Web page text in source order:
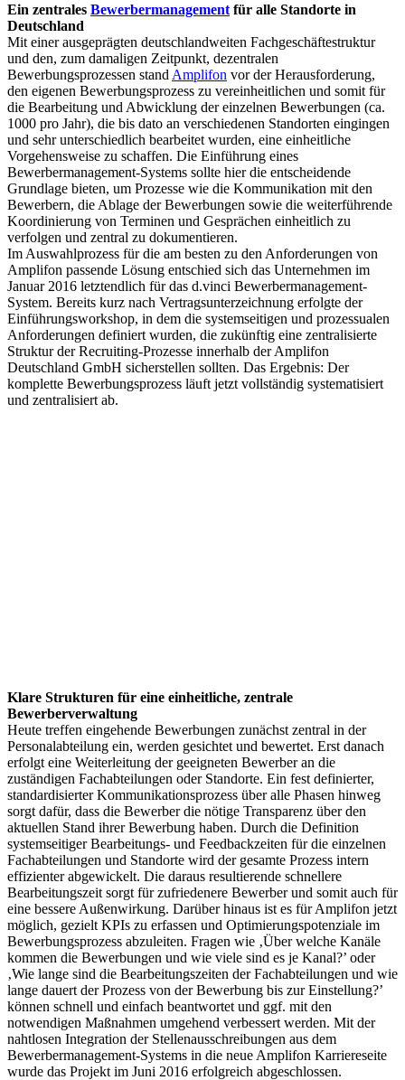
Ein zentrales Bewerbermanagement für alle Standorte in
Deutschland
Mit einer ausgeprägten deutschlandweiten Fachgeschäftestruktur
und den, zum damaligen Zeitpunkt, dezentralen
Bewerbungsprozessen stand Amplifon vor der Herausforderung,
den eigenen Bewerbungsprozess zu vereinheitlichen und somit für
die Bearbeitung und Abwicklung der einzelnen Bewerbungen (ca.
1000 pro Jahr), die bis dato an verschiedenen Standorten eingingen
und sehr unterschiedlich bearbeitet wurden, eine einheitliche
Vorgehensweise zu schaffen. Die Einführung eines
Bewerbermanagement-Systems sollte hier die entscheidende
Grundlage bieten, um Prozesse wie die Kommunikation mit den
Bewerbern, die Ablage der Bewerbungen sowie die weiterführende
Koordinierung von Terminen und Gesprächen einheitlich zu
verfolgen und zentral zu dokumentieren.
Im Auswahlprozess für die am besten zu den Anforderungen von
Amplifon passende Lösung entschied sich das Unternehmen im
Januar 2016 letztendlich für das d.vinci Bewerbermanagement-
System. Bereits kurz nach Vertragsunterzeichnung erfolgte der
Einführungsworkshop, in dem die systemseitigen und prozessualen
Anforderungen definiert wurden, die zukünftig eine zentralisierte
Struktur der Recruiting-Prozesse innerhalb der Amplifon
Deutschland GmbH sicherstellen sollten. Das Ergebnis: Der
komplette Bewerbungsprozess läuft jetzt vollständig systematisiert
und zentralisiert ab.
Klare Strukturen für eine einheitliche, zentrale
Bewerberverwaltung
Heute treffen eingehende Bewerbungen zunächst zentral in der
Personalabteilung ein, werden gesichtet und bewertet. Erst danach
erfolgt eine Weiterleitung der geeigneten Bewerber an die
zuständigen Fachabteilungen oder Standorte. Ein fest definierter,
standardisierter Kommunikationsprozess über alle Phasen hinweg
sorgt dafür, dass die Bewerber die nötige Transparenz über den
aktuellen Stand ihrer Bewerbung haben. Durch die Definition
systemseitiger Bearbeitungs- und Feedbackzeiten für die einzelnen
Fachabteilungen und Standorte wird der gesamte Prozess intern
effizienter abgewickelt. Die daraus resultierende schnellere
Bearbeitungszeit sorgt für zufriedenere Bewerber und somit auch für
eine bessere Außenwirkung. Darüber hinaus ist es für Amplifon jetzt
möglich, gezielt KPIs zu erfassen und Optimierungspotenziale im
Bewerbungsprozess abzuleiten. Fragen wie ‚Über welche Kanäle
kommen die Bewerbungen und wie viele sind es je Kanal?’ oder
‚Wie lange sind die Bearbeitungszeiten der Fachabteilungen und wie
lange dauert der Prozess von der Bewerbung bis zur Einstellung?’
können schnell und einfach beantwortet und ggf. mit den
notwendigen Maßnahmen umgehend verbessert werden. Mit der
nahtlosen Integration der Stellenausschreibungen aus dem
Bewerbermanagement-Systems in die neue Amplifon Karriereseite
wurde das Projekt im Juni 2016 erfolgreich abgeschlossen.